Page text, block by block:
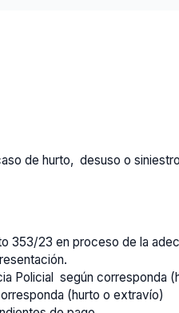
de hurto, desuso o
353/23 en proceso de la
Policial según corresponda
(hurto o extravío)